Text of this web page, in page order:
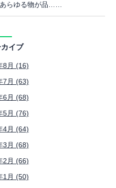
らゆる物が品……
イブ
8月 (16)
7月 (63)
6月 (68)
5月 (76)
4月 (64)
3月 (68)
2月 (66)
1月 (50)